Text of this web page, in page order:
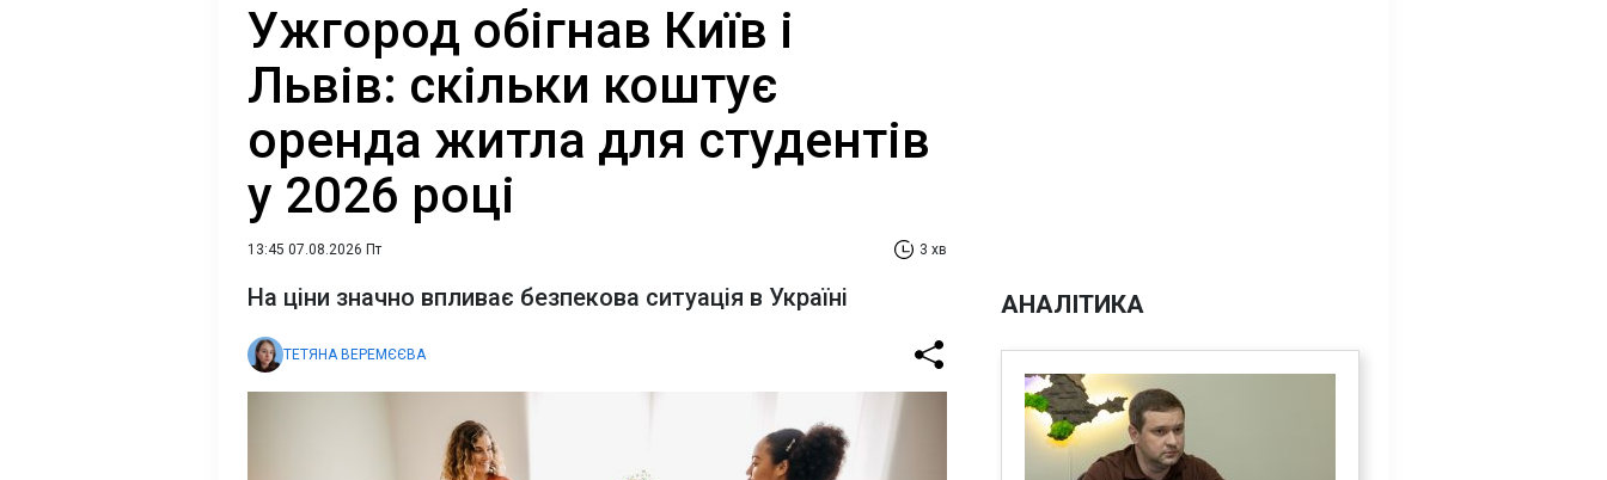
Ужгород обігнав Київ і
Львів: скільки коштує
оренда житла для студентів
у 2026 році
13:45 07.08.2026 Пт 3 хв
На ціни значно впливає безпекова ситуація в Україні
ТЕТЯНА ВЕРЕМЄЄВА
АНАЛІТИКА